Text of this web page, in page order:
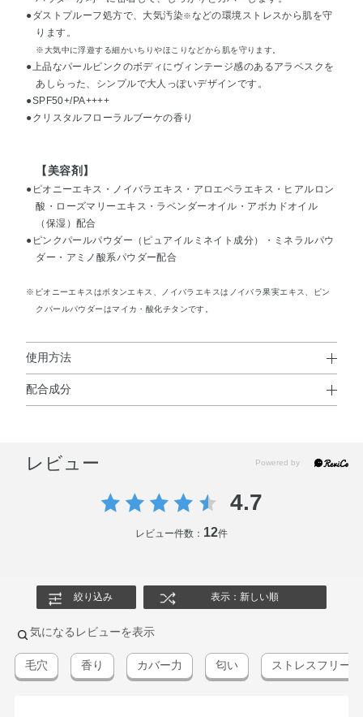
●ダストプルーフ処方で、大気汚染※などの環境ストレスから肌を守
ります。
※大気中に浮遊する細かいちりやほこりなどから肌を守ります。
●上品なパールピンクのボディにヴィンテージ感のあるアラベスクを
あしらった、シンプルで大人っぽいデザインです。
●SPF50+/PA++++
●クリスタルフローラルブーケの香り
【美容剤】
●ピオニーエキス・ノイバラエキス・アロエベラエキス・ヒアルロン
酸・ローズマリーエキス・ラベンダーオイル・アボカドオイル
（保湿）配合
●ピンクパールパウダー（ピュアイルミネイト成分）・ミネラルパウ
ダー・アミノ酸系パウダー配合
※ピオニーエキスはボタンエキス、ノイバラエキスはノイバラ果実エキス、ピン
クパールパウダーはマイカ・酸化チタンです。
使用方法
使用方法
※落とすときは、クレンジング料のご使用をおすすめします。
配合成分
ル・グリセリン・PEG－9ポリジメチルシロキシエチルジ
ブチルフェノール・アボカド油・アロエベラエキス－1・
アンズ核油・トコフェロール・ノイバラ果実エキス・ヒア
カ・ジエチルアミノヒドロキシベンゾイル安息香酸ヘキシ
ル・ジステアルジモニウムヘクトライト・ジメチコン・ス
テアラルコニウムヘクトライト・ステアロイルグルタミン
／イソステアリル／セチル／ステアリル／ベヘニル）・テ
レビュー
4.7
レビュー件数： 12件
絞り込み 表示：新しい順
気になるレビューを表示
毛穴 香り カバー力 匂い ストレスフリー